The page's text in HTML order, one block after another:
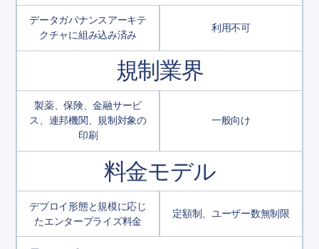
データガバナンスアーキテ
クチャに組み込み済み
利用不可
規制業界
製薬、保険、金融サービ
ス、連邦機関、規制対象の
印刷
一般向け
料金モデル
デプロイ形態と規模に応じ
たエンタープライズ料金
定額制、ユーザー数無制限